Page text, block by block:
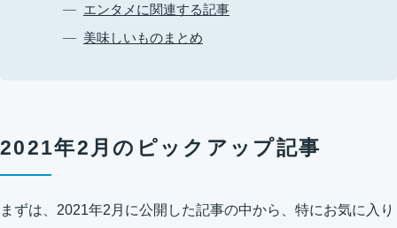
エンタメに関連する記事
美味しいものまとめ
2021年2月のピックアップ記事
まずは、2021年2月に公開した記事の中から、特にお気に入り